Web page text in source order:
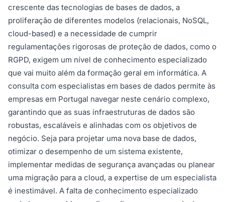
crescente das tecnologias de bases de dados, a
proliferação de diferentes modelos (relacionais, NoSQL,
cloud-based) e a necessidade de cumprir
regulamentações rigorosas de proteção de dados, como o
RGPD, exigem um nível de conhecimento especializado
que vai muito além da formação geral em informática. A
consulta com especialistas em bases de dados permite às
empresas em Portugal navegar neste cenário complexo,
garantindo que as suas infraestruturas de dados são
robustas, escaláveis e alinhadas com os objetivos de
negócio. Seja para projetar uma nova base de dados,
otimizar o desempenho de um sistema existente,
implementar medidas de segurança avançadas ou planear
uma migração para a cloud, a expertise de um especialista
é inestimável. A falta de conhecimento especializado